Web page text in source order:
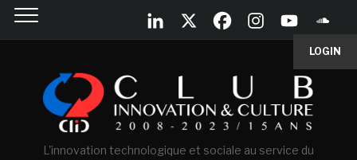
LOGIN
L'innovation technologique et sociale au service du